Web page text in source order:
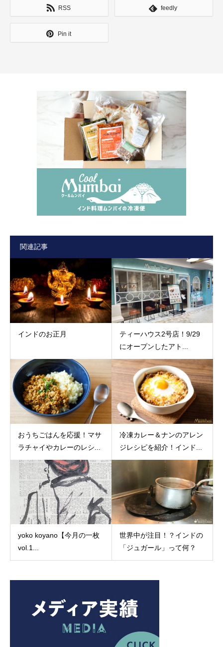
RSS feedly
Pin it
関連記事
インドのお正月
ティーハウス2号店！9/29
にオープンしたアト...
おうちごはんを応援！マサ
ラチャイやカレーのレシ...
冷凍カレー＆ナンのアレン
ジレシピを紹介！インド...
yoko koyano【今月の一枚
vol.1...
世界中が注目！？インドの
「ジュガール」って何？